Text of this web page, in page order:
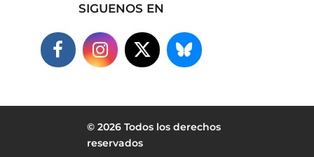
SIGUENOS EN
© 2026 Todos los derechos
reservados